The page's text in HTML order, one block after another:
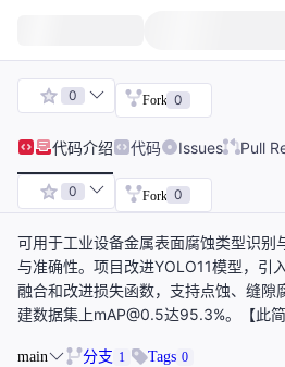
0 Fork 0
代码介绍 代码 Issues Pull
0 Fork 0
可用于工业设备金属表面腐蚀类型识别
与准确性。项目改进YOLO11模型，引
融合和改进损失函数，支持点蚀、缝隙
建数据集上mAP@0.5达95.3%。【此简
main 分支 1 Tags 0